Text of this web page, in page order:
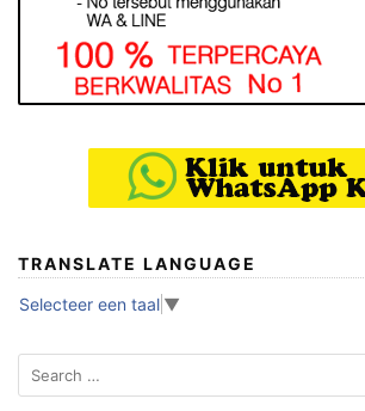
TRANSLATE LANGUAGE
Selecteer een taal ▼
Search
for: